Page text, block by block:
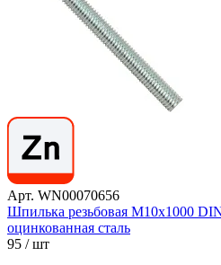
Арт. WN00070656
Шпилька резьбовая М10х1000
оцинкованная сталь
95 / шт